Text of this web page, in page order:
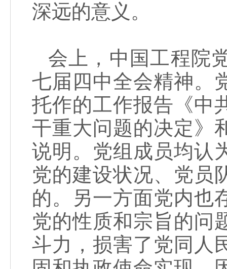
深远的意义。
会上，中国工程院
七届四中全会精神。
托作的工作报告《中
干重大问题的决定》
说明。党组成员均认
党的建设状况、党员
的。另一方面党内也
党的性质和宗旨的问
斗力，损害了党同人